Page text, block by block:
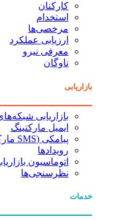
کارکنان
استخدام
مرخصی‌ها
ارزیابی عملکرد
معرفی نیرو
ناوگان
بازاریابی
بازاریابی
ایمیل مارکتینگ
پیامکی (SMS مارکتینگ)
رویدادها
اتوماسیون
نظرسنجی‌ها
خدمات